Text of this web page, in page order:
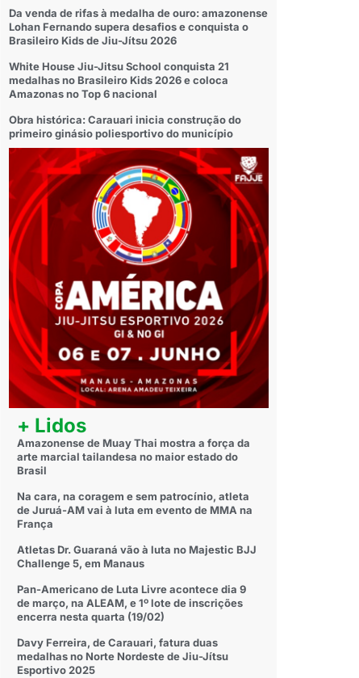
Da venda de rifas à medalha de ouro: amazonense
Lohan Fernando supera desafios e conquista o
Brasileiro Kids de Jiu-Jítsu 2026
White House Jiu-Jitsu School conquista 21
medalhas no Brasileiro Kids 2026 e coloca
Amazonas no Top 6 nacional
Obra histórica: Carauari inicia construção do
primeiro ginásio poliesportivo do município
+ Lidos
Amazonense de Muay Thai mostra a força da
arte marcial tailandesa no maior estado do
Brasil
Na cara, na coragem e sem patrocínio, atleta
de Juruá-AM vai à luta em evento de MMA na
França
Atletas Dr. Guaraná vão à luta no Majestic BJJ
Challenge 5, em Manaus
Pan-Americano de Luta Livre acontece dia 9
de março, na ALEAM, e 1º lote de inscrições
encerra nesta quarta (19/02)
Davy Ferreira, de Carauari, fatura duas
medalhas no Norte Nordeste de Jiu-Jítsu
Esportivo 2025